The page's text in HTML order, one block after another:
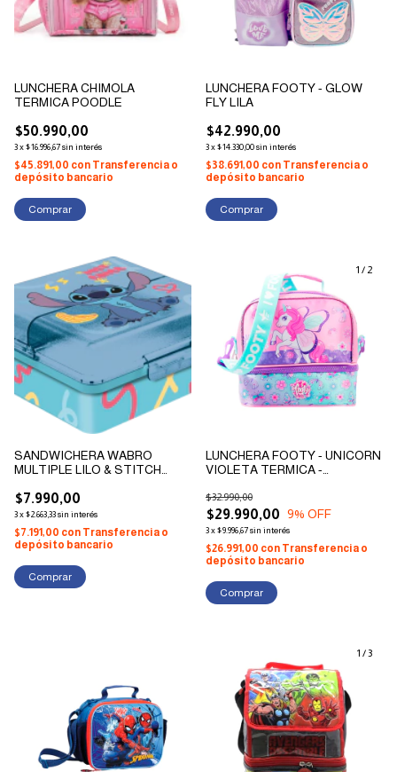
LUNCHERA CHIMOLA
TERMICA POODLE
$50.990,00
3x$16.996,67sin interés
$45.891,00 con Transferencia o
depósito bancario
LUNCHERA FOOTY - GLOW
FLY LILA
$42.990,00
3x$14.330,00sin interés
$38.691,00 con Transferencia o
depósito bancario
SANDWICHERA WABRO
MULTIPLE LILO & STITCH
$7.990,00
3x$2.663,33sin interés
$7.191,00 con Transferencia o
depósito bancario
1 / 2
LUNCHERA FOOTY - UNICORN
VIOLETA TERMICA -
$29.990,00
$32.990,00
9% OFF
3x$9.996,67sin interés
$26.991,00 con Transferencia o
depósito bancario
1 /3